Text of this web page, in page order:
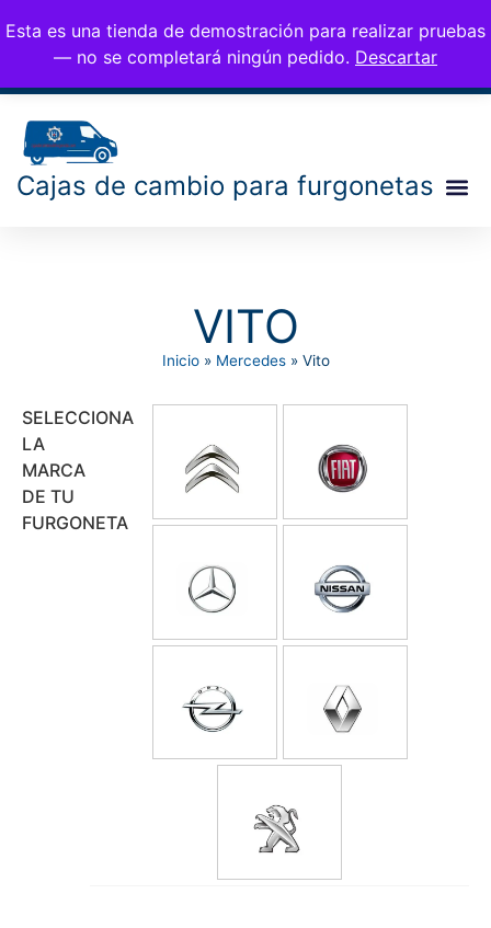
Esta es una tienda de demostración para realizar pruebas
— no se completará ningún pedido. Descartar
676 77 35 25
com
CAMBIOS PARA
FURGONETAS
Cajas de cambio para furgonetas
VITO
Inicio» Mercedes» Vito
SELECCIONA
LA
MARCA
DE TU
FURGONETA